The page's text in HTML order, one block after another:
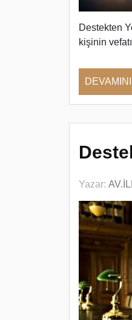
Destekten
kişinin
Yazar: